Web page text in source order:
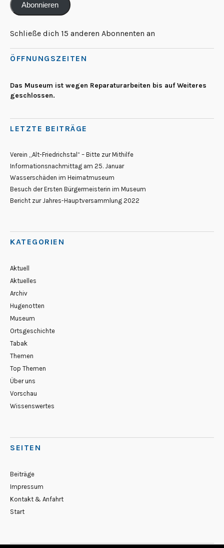
Abonnieren
Schließe dich 15 anderen Abonnenten an
ÖFFNUNGSZEITEN
Das Museum ist wegen Reparaturarbeiten bis auf Weiteres
geschlossen.
LETZTE BEITRÄGE
Verein „Alt-Friedrichstal“ – Bitte zur Mithilfe
Informationsnachmittag am 25. Januar
Wasserschäden im Heimatmuseum
Besuch der Ersten Bürgermeisterin im Museum
Bericht zur Jahres-Hauptversammlung 2022
KATEGORIEN
Aktuell
Aktuelles
Archiv
Hugenotten
Museum
Ortsgeschichte
Tabak
Themen
Top Themen
Über uns
Vorschau
Wissenswertes
SEITEN
Beiträge
Impressum
Kontakt & Anfahrt
Start